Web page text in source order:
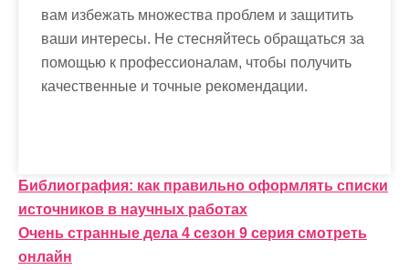
вам избежать множества проблем и защитить
ваши интересы. Не стесняйтесь обращаться за
помощью к профессионалам, чтобы получить
качественные и точные рекомендации.
Н
а
в
Библиография: как правильно оформлять списки
источников в научных работах
Очень странные дела 4 сезон 9 серия смотреть
онлайн